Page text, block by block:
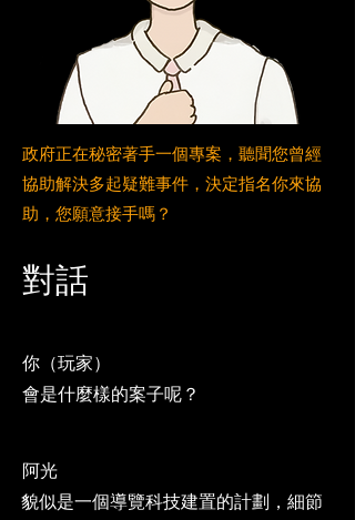
政府正在秘密著手一個專案，聽聞您曾經
協助解決多起疑難事件，決定指名你來協
助，您願意接手嗎？
對話
你（玩家）
會是什麼樣的案子呢？
阿光
貌似是一個導覽科技建置的計劃，細節